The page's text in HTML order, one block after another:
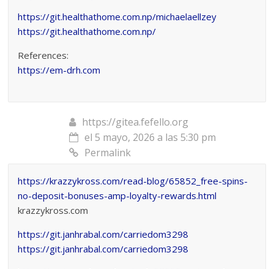
https://git.healthathome.com.np/michaelaellzey
https://git.healthathome.com.np/
References:
https://em-drh.com
https://gitea.fefello.org
el 5 mayo, 2026 a las 5:30 pm
Permalink
https://krazzykross.com/read-blog/65852_free-spins-
no-deposit-bonuses-amp-loyalty-rewards.html
krazzykross.com
https://git.janhrabal.com/carriedom3298
https://git.janhrabal.com/carriedom3298